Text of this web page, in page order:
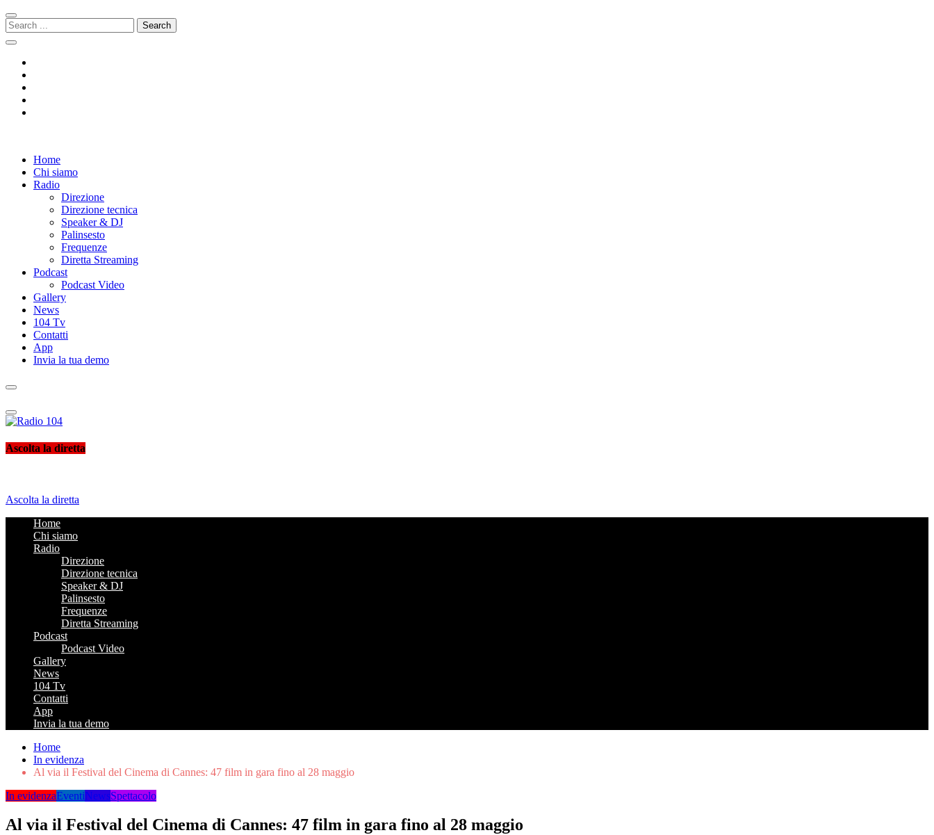
Skip
to
navigation
Skip
to
content
Search
for:
Radio 104
Like It !Home
Chi siamo
Radio
Direzione
Direzione tecnica
Speaker & DJ
Palinsesto
Frequenze
Diretta Streaming
Podcast
Podcast Video
Gallery
News
104 Tv
Contatti
App
Invia la tua demo
Radio 104
Like It !
Ascolta la diretta
Ascolta la diretta
Home
Chi siamo
Radio
Direzione
Direzione tecnica
Speaker & DJ
Palinsesto
Frequenze
Diretta Streaming
Podcast
Podcast Video
Gallery
News
104 Tv
Contatti
App
Invia la tua demo
Home
In evidenza
Al via il Festival del Cinema di Cannes: 47 film in gara fino al 28 maggio
In evidenzaEventiNewsSpettacolo
Al via il Festival del Cinema di Cannes: 47 film in gara fino al 28 maggio